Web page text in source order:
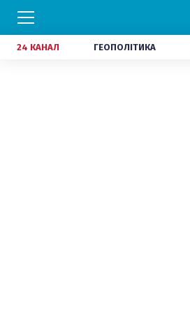
24 КАНАЛ ГЕОПОЛІТИКА